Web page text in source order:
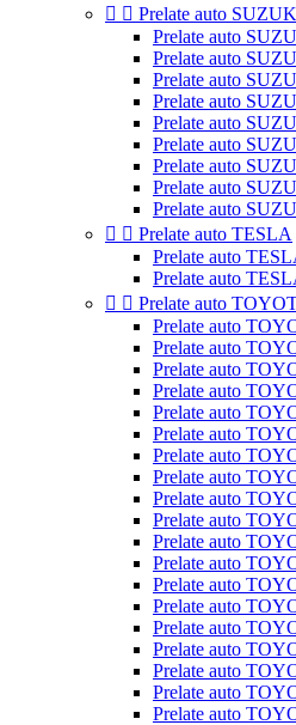
  Prelate auto
Prelate auto
Prelate auto
Prelate auto
Prelate auto
Prelate auto
Prelate auto
Prelate auto
Prelate auto
Prelate auto
  Prelate auto TESLA
Prelate auto
Prelate auto
  Prelate auto
Prelate auto
Prelate auto
Prelate auto
Prelate auto
Prelate auto
Prelate auto
Prelate auto
Prelate auto
Prelate auto
Prelate auto
Prelate auto
Prelate auto
Prelate auto
Prelate auto
Prelate auto
Prelate auto
Prelate auto
Prelate auto
Prelate auto